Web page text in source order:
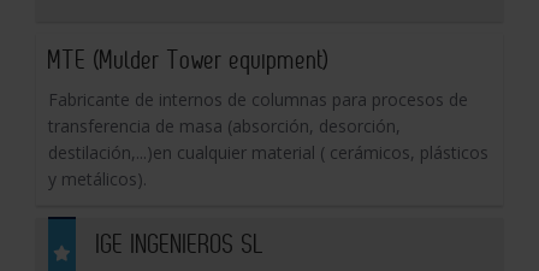
MTE (Mulder Tower equipment)
Fabricante de internos de columnas para procesos de
transferencia de masa (absorción, desorción,
destilación,...)en cualquier material ( cerámicos, plásticos
y metálicos).
IGE INGENIEROS SL